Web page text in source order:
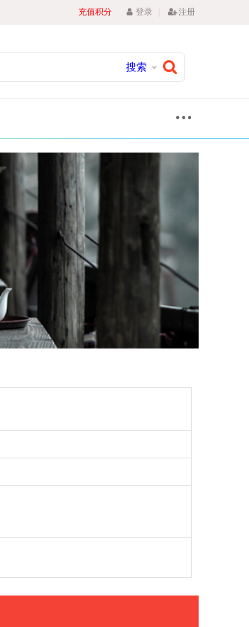
充值积分 登录 | 注册
搜索